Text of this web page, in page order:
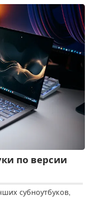
по версии
субноутбуков,